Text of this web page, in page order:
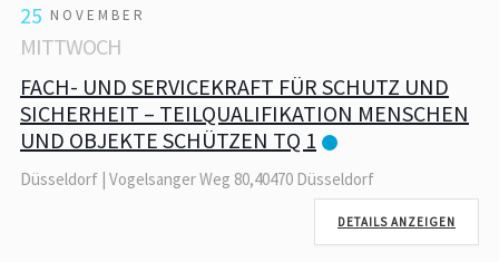
25 NOVEMBER
MITTWOCH
FACH- UND SERVICEKRAFT FÜR SCHUTZ UND
SICHERHEIT – TEILQUALIFIKATION MENSCHEN
UND OBJEKTE SCHÜTZEN TQ 1
Düsseldorf | Vogelsanger Weg 80,40470 Düsseldorf
DETAILS ANZEIGEN